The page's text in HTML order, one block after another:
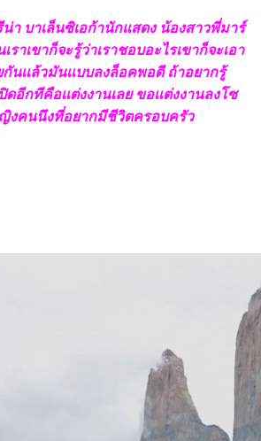
น่า บาเล็นซิเอก้านักแสดง น้องสาวพี่มาร์
ราเขาก็จะรู้ว่าเราชอบอะไรเขาก็จะเอา
นเเล้วมันเเบบลงล็อคพอดี ถ้าอยากรู้
ดอีกทีคือเเต่งงานเลย ขอเเต่งงานลงโซ
ญิงคนนึงที่อยากมีชีวิตครอบครัว